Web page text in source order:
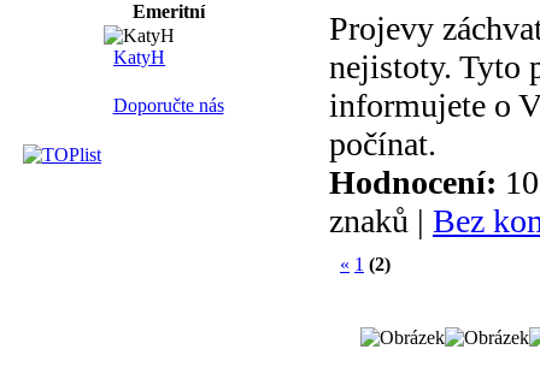
Emeritní
KatyH
Doporučte nás
Projevy
nejistoty. Tyto
informujete o
počínat.
Hodnocení:
znaků | Bez
« 1 (2)